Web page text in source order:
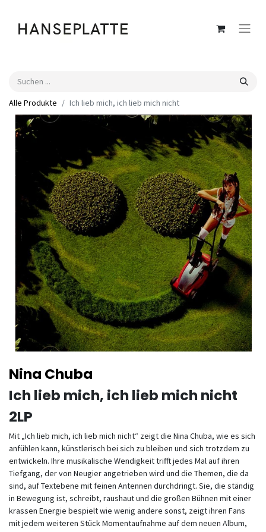
Alle Produkte Ich lieb mich, ich lieb mich nicht
Nina Chuba
Ich lieb mich, ich lieb mich nicht
2LP
Mit „Ich lieb mich, ich lieb mich nicht“ zeigt die Nina Chuba, wie es sich
anfühlen kann, künstlerisch bei sich zu bleiben und sich trotzdem zu
entwickeln. Ihre musikalische Wendigkeit trifft jedes Mal auf ihren
Tiefgang, der von Neugier angetrieben wird und die Themen, die da
sind, auf Textebene mit feinen Antennen durchdringt. Sie, die ständig
in Bewegung ist, schreibt, raushaut und die großen Bühnen mit einer
krassen Energie bespielt wie wenig andere sonst, zeigt ihren Fans
mit jedem weiteren Stück Momentaufnahme auf dem neuen Album,